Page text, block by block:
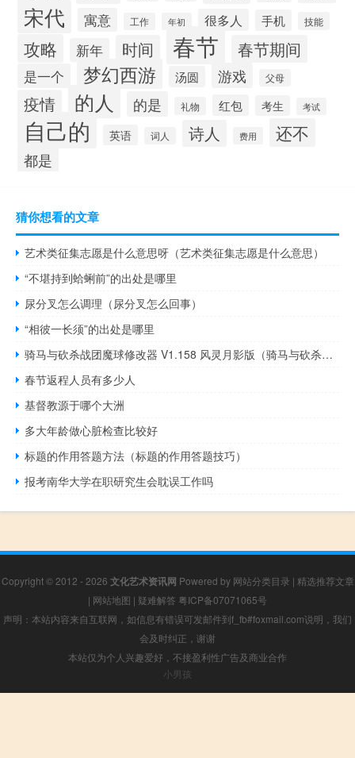
宋代 寓意 工作 年初 很多人 手机 技能
攻略 新年 时间 春节 春节期间
是一个 梦幻西游 汤圆 游戏 父母
疫情 的人 的是 礼物 红包 考生 考试
自己的 英语 词人 诗人 费用 还不
都是
猜你想看的文章
艺术类征集志愿是什么意思呀（艺术类征集志愿是什么意思）
“不堪持到蛤蜊前”的出处是哪里
尿分叉怎么调理（尿分叉怎么回事）
“相彼一长须”的出处是哪里
骑马与砍杀战团魔球修改器 V1.158 风灵月影版（骑马与砍杀战团魔球修改器 V1.158 风灵月影版功能简介）
春节返程人员有多少人
基督教源于哪个大洲
多大年龄做心脏检查比较好
标题的作用答题方法（标题的作用答题技巧）
报考南华大学在职研究生会耽误工作吗
Copyright © 2012 - 2026 文化艺术资讯网 Powered by 网站分类目录 | 精选推荐文章
| 网站地图 | 疑难解答 粤ICP备07071065号
声明：本站内容来自互联网，如信息有错误可发邮件到f_fb#foxmail.com说明，我们
会及时纠正，谢谢
本站仅为个人兴趣爱好，不接盈利性广告及商业合作
小男孩